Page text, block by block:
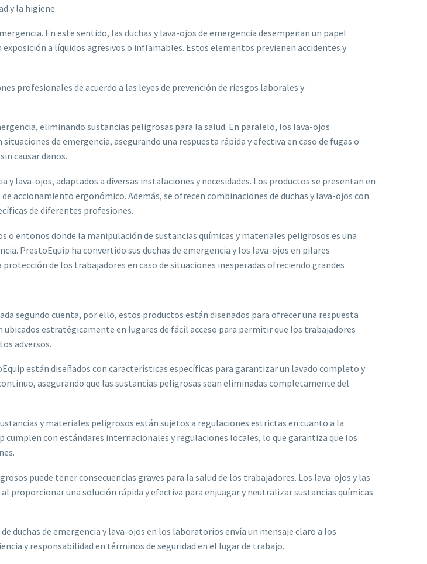
y la higiene.
En este sentido, las duchas y lava-ojos de emergencia desempeñan un papel
a líquidos agresivos o inflamables. Estos elementos previenen accidentes y
profesionales de acuerdo a las leyes de prevención de riesgos laborales y
eliminando sustancias peligrosas para la salud. En paralelo, los lava-ojos
de emergencia, asegurando una respuesta rápida y efectiva en caso de fugas o
causar daños.
y lava-ojos, adaptados a diversas instalaciones y necesidades. Los productos se presentan en
accionamiento ergonómico. Además, se ofrecen combinaciones de duchas y lava-ojos con
de diferentes profesiones.
entonos donde la manipulación de sustancias químicas y materiales peligrosos es una
PrestoEquip ha convertido sus duchas de emergencia y los lava-ojos en pilares
de los trabajadores en caso de situaciones inesperadas ofreciendo grandes
segundo cuenta, por ello, estos productos están diseñados para ofrecer una respuesta
estratégicamente en lugares de fácil acceso para permitir que los trabajadores
adversos.
están diseñados con características específicas para garantizar un lavado completo y
asegurando que las sustancias peligrosas sean eliminadas completamente del
y materiales peligrosos están sujetos a regulaciones estrictas en cuanto a la
cumplen con estándares internacionales y regulaciones locales, lo que garantiza que los
puede tener consecuencias graves para la salud de los trabajadores. Los lava-ojos y las
proporcionar una solución rápida y efectiva para enjuagar y neutralizar sustancias químicas
duchas de emergencia y lava-ojos en los laboratorios envía un mensaje claro a los
y responsabilidad en términos de seguridad en el lugar de trabajo.